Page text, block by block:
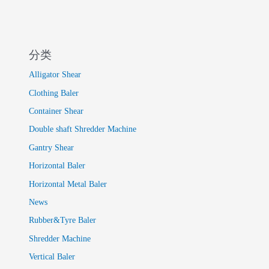
分类
Alligator Shear
Clothing Baler
Container Shear
Double shaft Shredder Machine
Gantry Shear
Horizontal Baler
Horizontal Metal Baler
News
Rubber&Tyre Baler
Shredder Machine
Vertical Baler